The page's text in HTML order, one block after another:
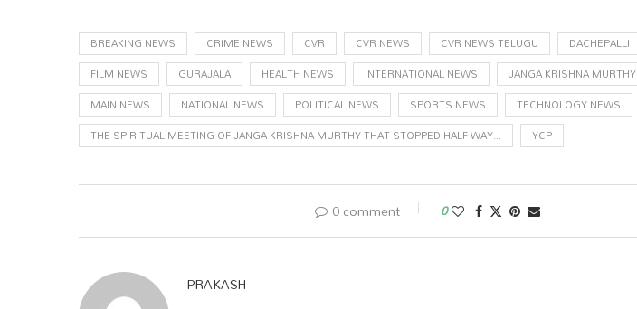
BREAKING NEWS CRIME NEWS CVR CVR NEWS CVR NEWS TELUGU DACHEPALLI
FILM NEWS
GURAJALA HEALTH NEWS INTERNATIONAL NEWS JANGA KRISHNA MURTHY
MAIN NEWS
NATIONAL NEWS POLITICAL NEWS SPORTS NEWS TECHNOLOGY NEWS
THE SPIRITUAL MEETING OF JANGA KRISHNA MURTHY THAT STOPPED HALF WAY...
YCP
0 comment 0
PRAKASH